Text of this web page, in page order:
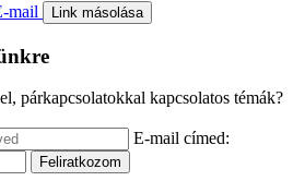
mail Link másolása
párkapcsolatokkal kapcsolatos témák?
E-mail címed: